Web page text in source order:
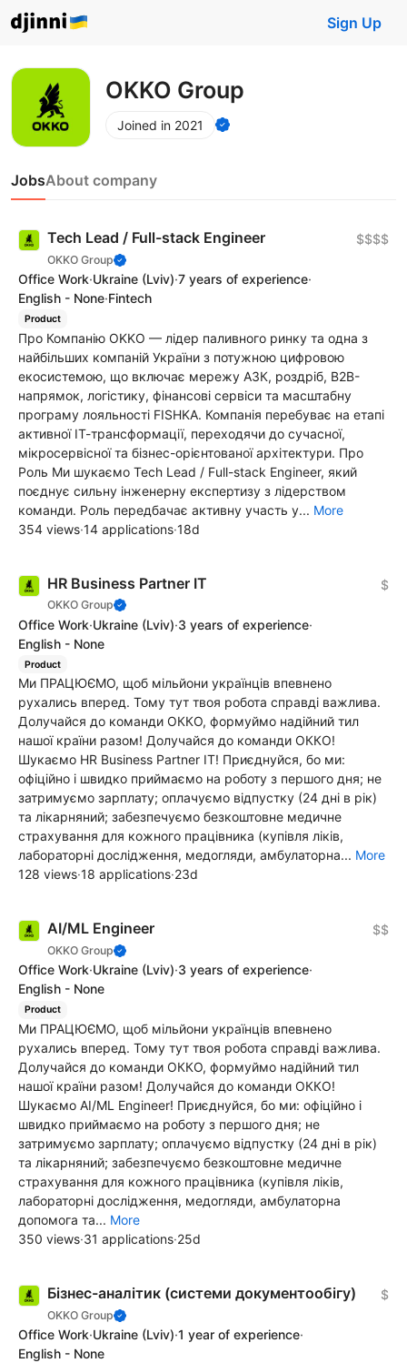
Sign Up
OKKO Group
Joined in 2021
JobsAbout company
Tech Lead / Full-stack Engineer
OKKO Group
$$$$
Office Work·Ukraine (Lviv)·7 years of experience·
English - None·Fintech
Product
Про Компанію OKKO — лідер паливного ринку та одна з
найбільших компаній України з потужною цифровою
екосистемою, що включає мережу АЗК, роздріб, B2B-
напрямок, логістику, фінансові сервіси та масштабну
програму лояльності FISHKA. Компанія перебуває на етапі
активної ІТ-трансформації, переходячи до сучасної,
мікросервісної та бізнес-орієнтованої архітектури. Про
Роль Ми шукаємо Tech Lead / Full-stack Engineer, який
поєднує сильну інженерну експертизу з лідерством
команди. Роль передбачає активну участь у... More
354 views·14 applications·18d
HR Business Partner IT
OKKO Group
$
Office Work·Ukraine (Lviv)·3 years of experience·
English - None
Product
Ми ПРАЦЮЄМО, щоб мільйони українців впевнено
рухались вперед. Тому тут твоя робота справді важлива.
Долучайся до команди ОККО, формуймо надійний тил
нашої країни разом! Долучайся до команди ОККО!
Шукаємо HR Business Partner IT! Приєднуйся, бо ми:
офіційно і швидко приймаємо на роботу з першого дня; не
затримуємо зарплату; оплачуємо відпустку (24 дні в рік)
та лікарняний; забезпечуємо безкоштовне медичне
страхування для кожного працівника (купівля ліків,
лабораторні дослідження, медогляди, амбулаторна... More
128 views·18 applications·23d
AI/ML Engineer
OKKO Group
$$
Office Work·Ukraine (Lviv)·3 years of experience·
English - None
Product
Ми ПРАЦЮЄМО, щоб мільйони українців впевнено
рухались вперед. Тому тут твоя робота справді важлива.
Долучайся до команди ОККО, формуймо надійний тил
нашої країни разом! Долучайся до команди ОККО!
Шукаємо AI/ML Engineer! Приєднуйся, бо ми: офіційно і
швидко приймаємо на роботу з першого дня; не
затримуємо зарплату; оплачуємо відпустку (24 дні в рік)
та лікарняний; забезпечуємо безкоштовне медичне
страхування для кожного працівника (купівля ліків,
лабораторні дослідження, медогляди, амбулаторна
допомога та... More
350 views·31 applications·25d
Бізнес-аналітик (системи документообігу)
OKKO Group
$
Office Work·Ukraine (Lviv)·1 year of experience·
English - None